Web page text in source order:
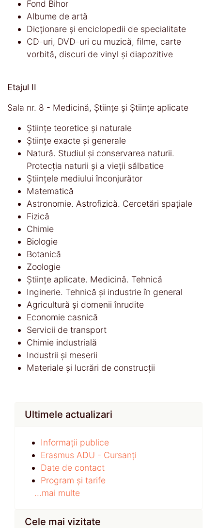
Fond Bihor
Albume de artă
Dicționare și enciclopedii de specialitate
CD-uri, DVD-uri cu muzică, filme, carte
vorbită, discuri de vinyl și diapozitive
Etajul II
Sala nr. 8 - Medicină, Științe și Științe aplicate
Științe teoretice și naturale
Științe exacte și generale
Natură. Studiul și conservarea naturii.
Protecția naturii și a vieții sălbatice
Științele mediului înconjurător
Matematică
Astronomie. Astrofizică. Cercetări spațiale
Fizică
Chimie
Biologie
Botanică
Zoologie
Științe aplicate. Medicină. Tehnică
Inginerie. Tehnică și industrie în general
Agricultură și domenii înrudite
Economie casnică
Servicii de transport
Chimie industrială
Industrii și meserii
Materiale și lucrări de construcții
Ultimele actualizari
Informații publice
Erasmus ADU - Cursanți
Date de contact
Program și tarife
...mai multe
Cele mai vizitate